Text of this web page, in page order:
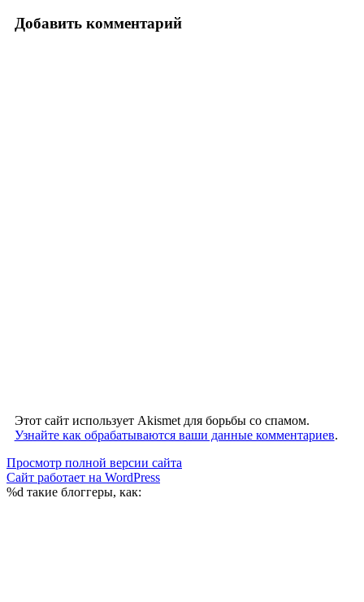
Добавить комментарий
Этот сайт использует Akismet для борьбы со спамом.
Узнайте как обрабатываются ваши данные комментариев.
Просмотр полной версии сайта
Сайт работает на WordPress
%d такие блоггеры, как: